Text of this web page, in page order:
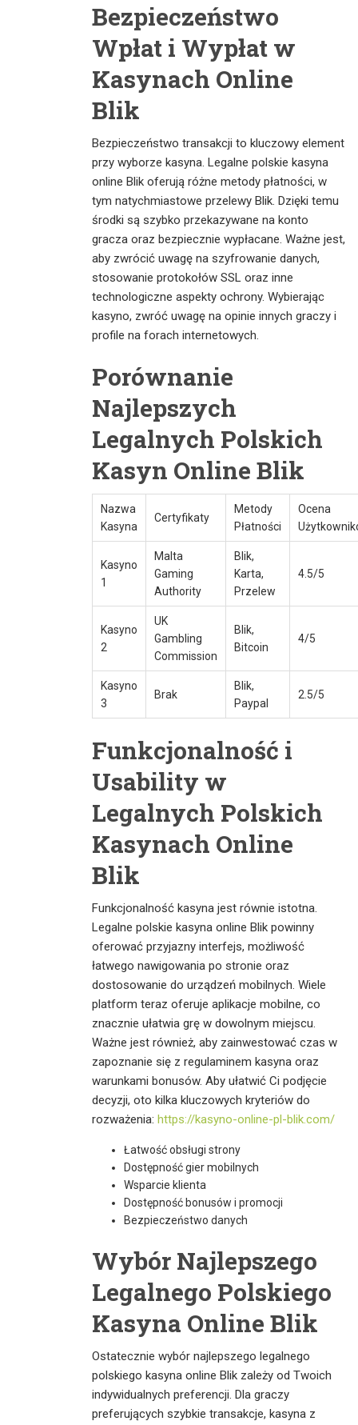
Bezpieczeństwo
Wpłat i Wypłat w
Kasynach Online
Blik
Bezpieczeństwo transakcji to kluczowy element
przy wyborze kasyna. Legalne polskie kasyna
online Blik oferują różne metody płatności, w
tym natychmiastowe przelewy Blik. Dzięki temu
środki są szybko przekazywane na konto
gracza oraz bezpiecznie wypłacane. Ważne jest,
aby zwrócić uwagę na szyfrowanie danych,
stosowanie protokołów SSL oraz inne
technologiczne aspekty ochrony. Wybierając
kasyno, zwróć uwagę na opinie innych graczy i
profile na forach internetowych.
Porównanie
Najlepszych
Legalnych Polskich
Kasyn Online Blik
Nazwa
Kasyna
Certyfikaty
Metody
Płatności
Ocena
Kasyno
1
Malta
Gaming
Authority
Blik,
Karta,
Przelew
4.5/5
Kasyno
2
UK
Gambling
Commission
Blik,
Bitcoin
4/5
Kasyno
3
Brak
Blik,
Paypal
2.5/5
Funkcjonalność i
Usability w
Legalnych Polskich
Kasynach Online
Blik
Funkcjonalność kasyna jest równie istotna.
Legalne polskie kasyna online Blik powinny
oferować przyjazny interfejs, możliwość
łatwego nawigowania po stronie oraz
dostosowanie do urządzeń mobilnych. Wiele
platform teraz oferuje aplikacje mobilne, co
znacznie ułatwia grę w dowolnym miejscu.
Ważne jest również, aby zainwestować czas w
zapoznanie się z regulaminem kasyna oraz
warunkami bonusów. Aby ułatwić Ci podjęcie
decyzji, oto kilka kluczowych kryteriów do
rozważenia: https://kasyno-online-pl-blik.com/
Łatwość obsługi strony
Dostępność gier mobilnych
Wsparcie klienta
Dostępność bonusów i promocji
Bezpieczeństwo danych
Wybór Najlepszego
Legalnego Polskiego
Kasyna Online Blik
Ostatecznie wybór najlepszego legalnego
polskiego kasyna online Blik zależy od Twoich
indywidualnych preferencji. Dla graczy
preferujących szybkie transakcje, kasyna z